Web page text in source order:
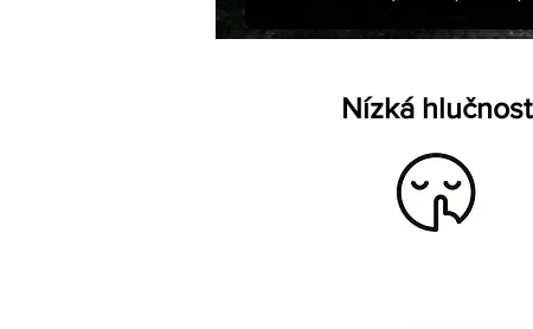
Nízká hlučnost